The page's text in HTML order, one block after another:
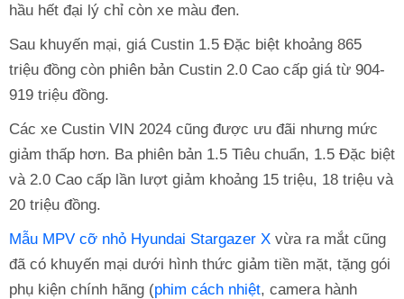
hầu hết đại lý chỉ còn xe màu đen.
Sau khuyến mại, giá Custin 1.5 Đặc biệt khoảng 865
triệu đồng còn phiên bản Custin 2.0 Cao cấp giá từ 904-
919 triệu đồng.
Các xe Custin VIN 2024 cũng được ưu đãi nhưng mức
giảm thấp hơn. Ba phiên bản 1.5 Tiêu chuẩn, 1.5 Đặc biệt
và 2.0 Cao cấp lần lượt giảm khoảng 15 triệu, 18 triệu và
20 triệu đồng.
Mẫu MPV cỡ nhỏ Hyundai Stargazer X vừa ra mắt cũng
đã có khuyến mại dưới hình thức giảm tiền mặt, tặng gói
phụ kiện chính hãng (phim cách nhiệt, camera hành